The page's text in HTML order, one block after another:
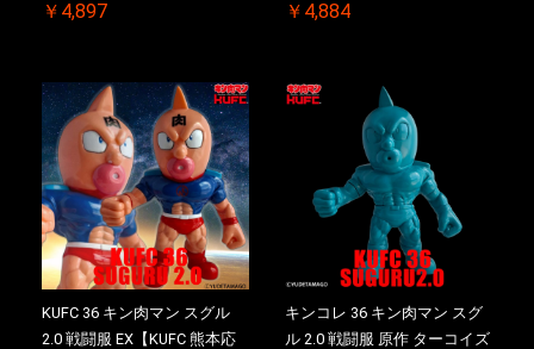
￥4,897 ￥4,884
KUFC 36 キン肉マン スグル
2.0 戦闘服 EX【KUFC 熊本応
キンコレ 36 キン肉マン スグ
ル 2.0 戦闘服 原作 ターコイズ